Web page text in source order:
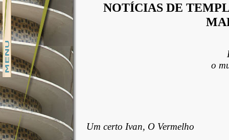
NOTÍCIAS DE
o
Um certo Ivan, O Vermelho